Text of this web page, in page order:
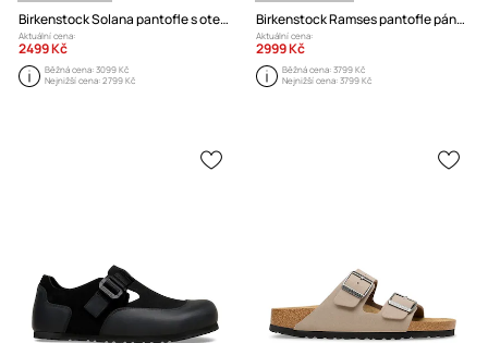
Birkenstock Solana pantofle s otevřenou patou pánské kožené
Aktuální cena:
2499 Kč
Běžná cena:3099 Kč
Nejnižší cena:2799 Kč
Birkenstock Ramses pantofle pánské kožené
Aktuální cena:
2999 Kč
Běžná cena:3799 Kč
Nejnižší cena:3799 Kč